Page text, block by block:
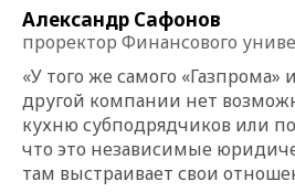
Александр Сафонов
проректор Финансового
«У того же самого «Газпрома»
другой компании нет
кухню субподрядчиков или
что это независимые
там выстраивает свои